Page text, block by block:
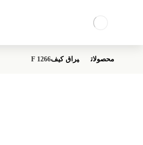
محصولات یراق کیفF 1266